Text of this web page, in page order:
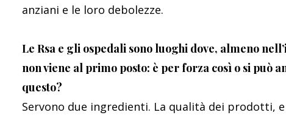
anziani e le loro debolezze.
Le Rsa e gli ospedali sono luoghi dove, almeno
non viene al primo posto: è per forza così o si può
questo?
Servono due ingredienti. La qualità dei prodotti,